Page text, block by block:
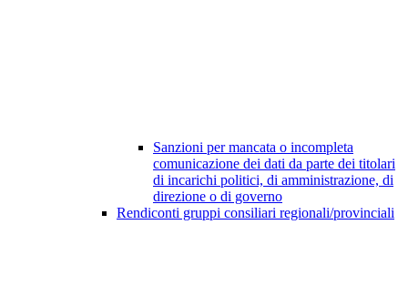
Sanzioni per mancata o incompleta
comunicazione dei dati da parte dei titolari
di incarichi politici, di amministrazione, di
direzione o di governo
Rendiconti gruppi consiliari regionali/provinciali